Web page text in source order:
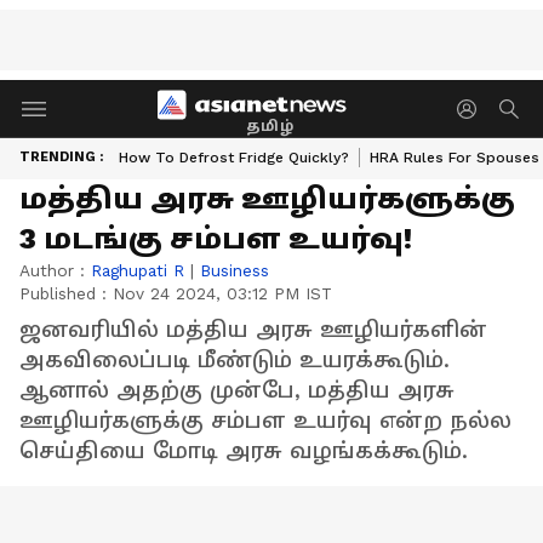
தமிழ்
TRENDING : How To Defrost Fridge Quickly? HRA Rules For Spouses
மத்திய அரசு ஊழியர்களுக்கு
3 மடங்கு சம்பள உயர்வு!
Author : Raghupati R | Business
Published : Nov 24 2024, 03:12 PM IST
ஜனவரியில் மத்திய அரசு ஊழியர்களின்
அகவிலைப்படி மீண்டும் உயரக்கூடும்.
ஆனால் அதற்கு முன்பே, மத்திய அரசு
ஊழியர்களுக்கு சம்பள உயர்வு என்ற நல்ல
செய்தியை மோடி அரசு வழங்கக்கூடும்.